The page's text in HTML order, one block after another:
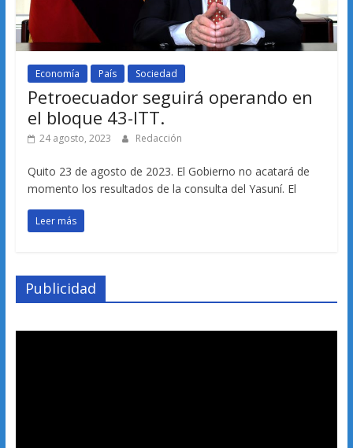
Economía País Sociedad
Petroecuador seguirá operando en
el bloque 43-ITT.
24 agosto, 2023 Redacción
Quito 23 de agosto de 2023. El Gobierno no acatará de
momento los resultados de la consulta del Yasuní. El
Leer más
Publicidad